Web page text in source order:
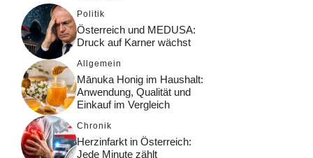
Politik
Österreich und MEDUSA:
Druck auf Karner wächst
Allgemein
Mānuka Honig im Haushalt:
Anwendung, Qualität und
Einkauf im Vergleich
Chronik
Herzinfarkt in Österreich:
Jede Minute zählt